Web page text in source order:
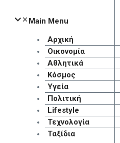
Main Menu
Αρχική
Οικονομία
Αθλητικά
Κόσμος
Υγεία
Πολιτική
Lifestyle
Τεχνολογία
Ταξίδια